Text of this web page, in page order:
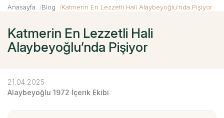
Anasayfa Blog Katmerin En Lezzetli Hali Alaybeyoğlu’nda Pişiyor
Katmerin En Lezzetli Hali
Alaybeyoğlu’nda Pişiyor
21.04.2025
Alaybeyoğlu 1972 İçerik Ekibi